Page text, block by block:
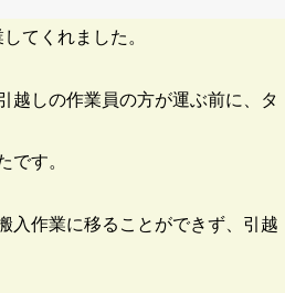
てくれました。
越しの作業員の方が運ぶ前に、タ
です。
入作業に移ることができず、引越